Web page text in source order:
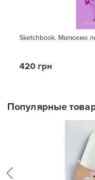
Sketchbook. Малюємо
420 грн
Популярные